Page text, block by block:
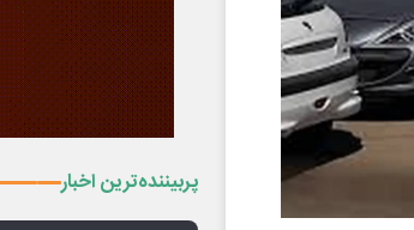
پربیننده‌ترین اخبار